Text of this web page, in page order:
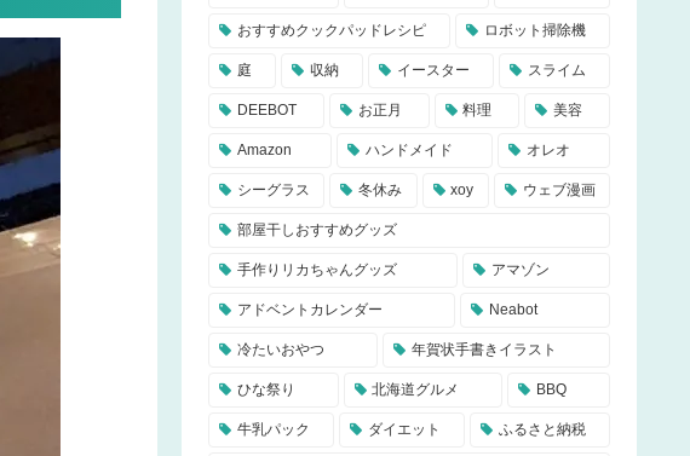
おすすめクックパッドレシピ ロボット掃除機
庭 収納 イースター スライム
DEEBOT お正月 料理 美容
Amazon ハンドメイド オレオ
シーグラス 冬休み xoy ウェブ漫画
部屋干しおすすめグッズ
手作りリカちゃんグッズ アマゾン
アドベントカレンダー Neabot
冷たいおやつ 年賀状手書きイラスト
ひな祭り 北海道グルメ BBQ
牛乳パック ダイエット ふるさと納税